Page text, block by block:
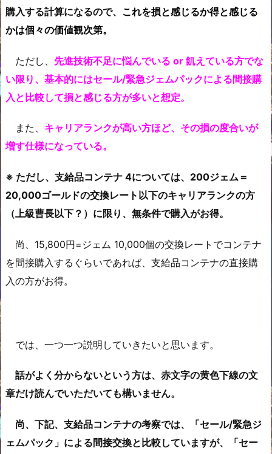
購入する計算になるので、 これを損と感じるか得と感じる
かは個々の価値観次第。
ただし、 先進技術不足に悩んでいる or 飢えている方でな
い限り、基本的にはセール/緊急ジェムパックによる間接購
入と比較して損と感じる方が多いと想定。
また、 キャリアランクが高い方ほど、その損の度合いが
増す仕様になっている。
※ ただし、支給品コンテナ 4については、200ジェム＝
20,000ゴールドの交換レート以下のキャリアランクの方
（上級曹長以下？）に限り、無条件で購入がお得。
尚、15,800円=ジェム 10,000個の交換レートでコンテナ
を間接購入するぐらいであれば、支給品コンテナの直接購
入の方がお得。
では、一つ一つ説明していきたいと思います。
話がよく分からないという方は、赤文字の黄色下線の文
章だけ読んでいただいても構いません。
尚、下記、支給品コンテナの考察では、「セール/緊急ジ
ェムパック」による間接交換と比較していますが、「セー